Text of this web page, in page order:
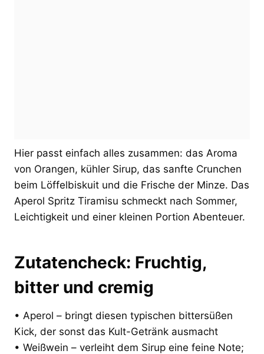
Hier passt einfach alles zusammen: das Aroma
von Orangen, kühler Sirup, das sanfte Crunchen
beim Löffelbiskuit und die Frische der Minze. Das
Aperol Spritz Tiramisu schmeckt nach Sommer,
Leichtigkeit und einer kleinen Portion Abenteuer.
Zutatencheck: Fruchtig,
bitter und cremig
• Aperol – bringt diesen typischen bittersüßen
Kick, der sonst das Kult-Getränk ausmacht
• Weißwein – verleiht dem Sirup eine feine Note;